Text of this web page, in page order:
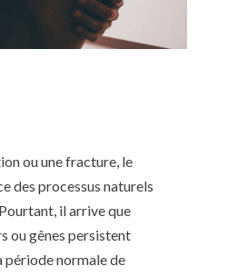
ou une fracture, le
des processus naturels
il arrive que
ou gênes persistent
période normale de